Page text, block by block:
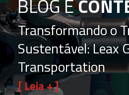
Transformando o
Sustentável: Leax
Transportation
[ Leia + ]
BLOG E